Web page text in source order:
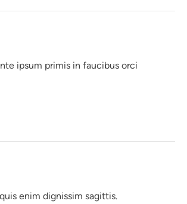
ipsum primis in faucibus orci
enim dignissim sagittis.